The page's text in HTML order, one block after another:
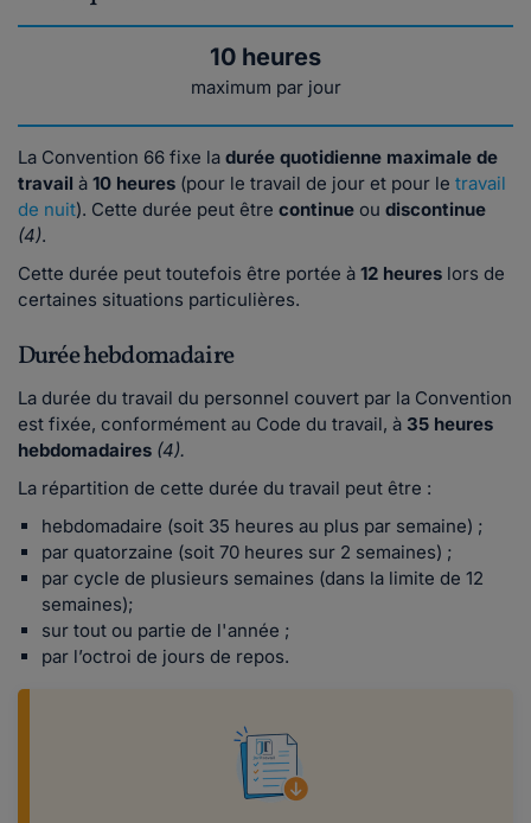
10 heures
maximum par jour
La Convention 66 fixe la durée quotidienne maximale de
travail à 10 heures (pour le travail de jour et pour le travail
de nuit). Cette durée peut être continue ou discontinue
(4).
Cette durée peut toutefois être portée à 12 heures lors de
certaines situations particulières.
Durée hebdomadaire
La durée du travail du personnel couvert par la Convention
est fixée, conformément au Code du travail, à 35 heures
hebdomadaires (4).
La répartition de cette durée du travail peut être :
hebdomadaire (soit 35 heures au plus par semaine) ;
par quatorzaine (soit 70 heures sur 2 semaines) ;
par cycle de plusieurs semaines (dans la limite de 12
semaines);
sur tout ou partie de l'année ;
par l’octroi de jours de repos.